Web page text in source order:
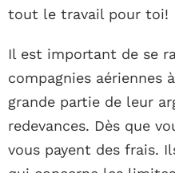
tout le travail pour toi!
Il est important de se
compagnies aériennes
grande partie de leur
redevances. Dès que
vous payent des frais.